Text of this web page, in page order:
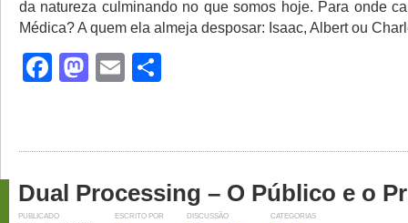
da natureza culminando no que somos hoje. Para onde
Médica? A quem ela almeja desposar: Isaac, Albert ou
Facebook
Mastodon
Email
Dual Processing – O Público e o
PUBLICADO ESCRITO POR DISCUSSÃO CATEGORIAS